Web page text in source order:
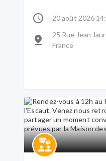
20 août 2026
25 Rue Jean
France